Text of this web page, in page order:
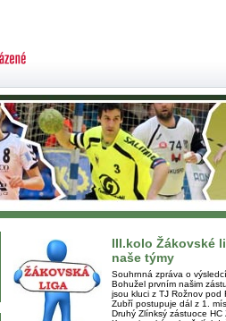
III.kolo Žákovské
naše týmy
Souhrnná zpráva o
Bohužel prvním našim
jsou kluci z TJ Rožnov pod
Zubří postupuje dál z 1.
Druhý Zlínksý zástuoce